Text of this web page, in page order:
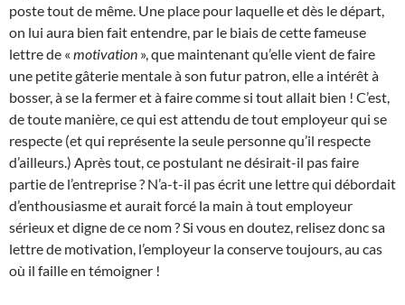
poste tout de même. Une place pour laquelle et dès le départ,
on lui aura bien fait entendre, par le biais de cette fameuse
lettre de « motivation », que maintenant qu’elle vient de faire
une petite gâterie mentale à son futur patron, elle a intérêt à
bosser, à se la fermer et à faire comme si tout allait bien ! C’est,
de toute manière, ce qui est attendu de tout employeur qui se
respecte (et qui représente la seule personne qu’il respecte
d’ailleurs.) Après tout, ce postulant ne désirait-il pas faire
partie de l’entreprise ? N’a-t-il pas écrit une lettre qui débordait
d’enthousiasme et aurait forcé la main à tout employeur
sérieux et digne de ce nom ? Si vous en doutez, relisez donc sa
lettre de motivation, l’employeur la conserve toujours, au cas
où il faille en témoigner !